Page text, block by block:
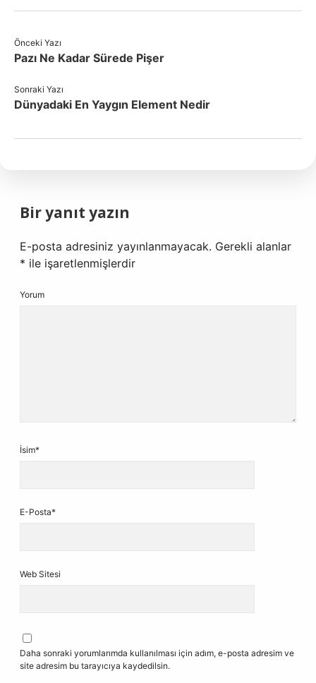
Önceki Yazı
Pazı Ne Kadar Sürede Pişer
Sonraki Yazı
Dünyadaki En Yaygın Element Nedir
Bir yanıt yazın
E-posta adresiniz yayınlanmayacak. Gerekli alanlar
* ile işaretlenmişlerdir
Yorum
İsim*
E-Posta*
Web Sitesi
Daha sonraki yorumlarımda kullanılması için adım, e-posta adresim ve
site adresim bu tarayıcıya kaydedilsin.